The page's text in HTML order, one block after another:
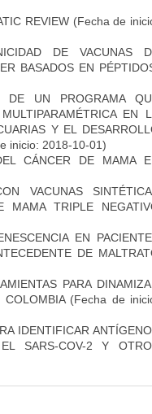
REVIEW (Fecha de
DE VACUNAS
BASADOS EN
DE UN PROGRAMA
EN
Y EL
inicio: 2018-10-01)
CÁNCER DE MAMA
VACUNAS
MAMA TRIPLE
EN
DE
PARA
COLOMBIA(Fecha de
IDENTIFICAR
SARS-COV-2 Y